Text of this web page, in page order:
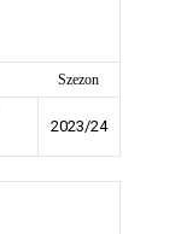
Szezon
2023/24